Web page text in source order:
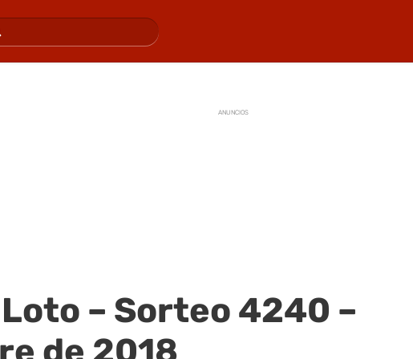
ANUNCIOS
– Sorteo 4240 –